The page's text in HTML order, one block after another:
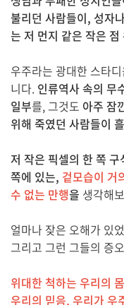
불리던 사람들이, 성자
는 저 먼지 같은 작은
우주라는 광대한 스타
니다. 인류역사 속의 무
일부를, 그것도 아주 잠
위해 죽였던 사람들이
저 작은 픽셀의 한 쪽
쪽에 있는, 겉모습이 거
수 없는 만행을 생각해
얼마나 잦은 오해가 있
그리고 그런 그들의 증
위대한 척하는 우리의
우리의 믿음, 우리가 우